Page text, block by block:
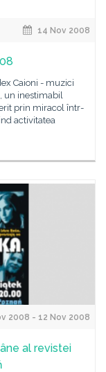
14 Nov 2008
Caioni - muzici
un inestimabil
prin miracol într-
activitatea
2008 - 12 Nov 2008
al revistei